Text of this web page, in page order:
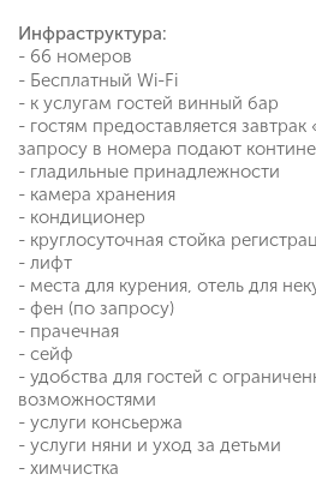
Инфраструктура:
- 66 номеров
- Бесплатный Wi-Fi
- к услугам гостей винный бар
- гостям предоставляется
запросу в номера подают
- гладильные принадлежности
- камера хранения
- кондиционер
- круглосуточная стойка
- лифт
- места для курения, отель для
- фен (по запросу)
- прачечная
- сейф
- удобства для гостей с
возможностями
- услуги консьержа
- услуги няни и уход за детьми
- химчистка